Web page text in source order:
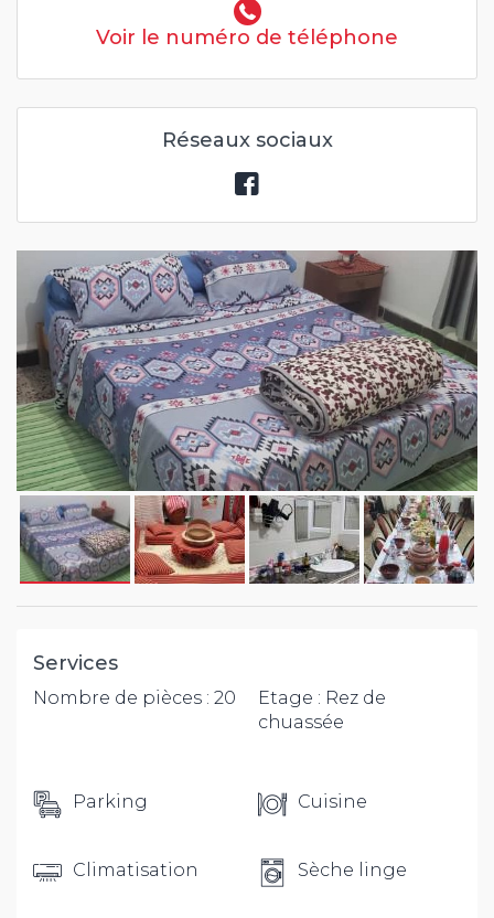
Voir le numéro de téléphone
Réseaux sociaux
Services
Nombre de pièces : 20
Etage : Rez de
chuassée
Parking
Climatisation
Cuisine
Sèche linge